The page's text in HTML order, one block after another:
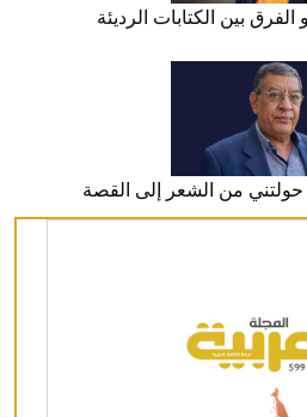
بين الكتابات الرديئة
من الشعر إلى القصة